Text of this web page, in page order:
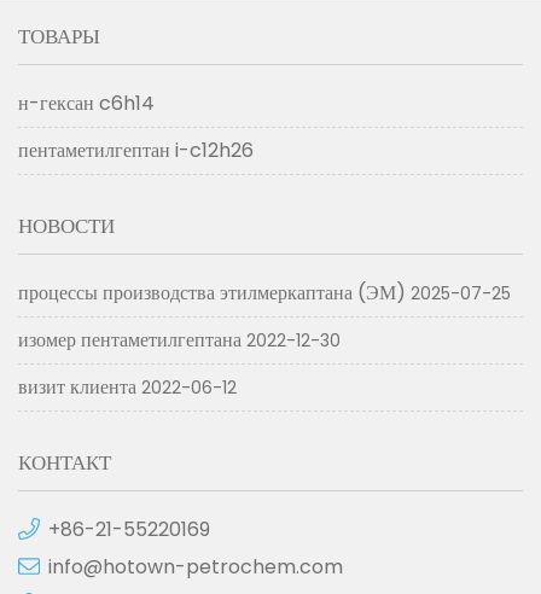
ТОВАРЫ
н-гексан c6h14
пентаметилгептан i-c12h26
НОВОСТИ
процессы производства этилмеркаптана (ЭМ) 2025-07-25
изомер пентаметилгептана 2022-12-30
визит клиента 2022-06-12
КОНТАКТ
+86-21-55220169
info@hotown-petrochem.com